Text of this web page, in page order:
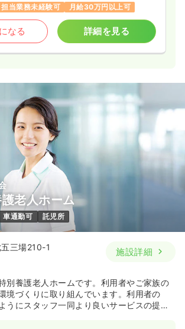
担当業務未経験可 月給30万円以上可
なる 詳細を見る
老人ホーム
車通勤可 託児所
三場210-1
施設詳細
別養護老人ホームです。利用者やご家族の
境づくりに取り組んでいます。利用者の
うにスタッフ一同より良いサービスの提供